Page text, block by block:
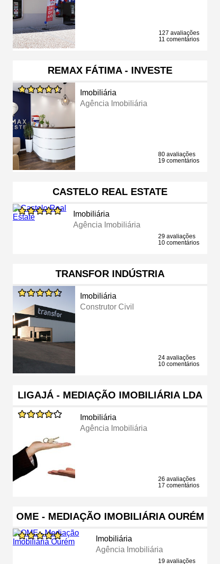
127 avaliações
11 comentários
REMAX FÁTIMA - INVESTE
Imobiliária
Agência Imobiliária
80 avaliações
19 comentários
CASTELO REAL ESTATE
Imobiliária
Agência Imobiliária
29 avaliações
10 comentários
TRANSFOR INDÚSTRIA
Imobiliária
Construtor Civil
24 avaliações
10 comentários
LIGAJÁ - MEDIAÇÃO IMOBILIÁRIA LDA
Imobiliária
Agência Imobiliária
26 avaliações
17 comentários
OME - MEDIAÇÃO IMOBILIÁRIA OURÉM
Imobiliária
Agência Imobiliária
19 avaliações